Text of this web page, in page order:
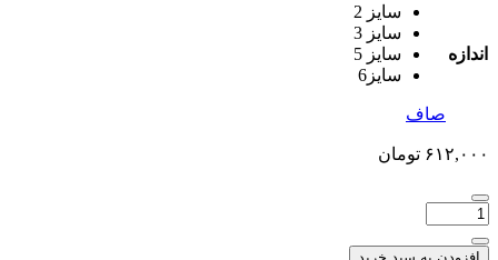
اندازه
سایز 2
سایز 3
سایز 5
سایز6
صاف
۶۱۲,۰۰۰ تومان